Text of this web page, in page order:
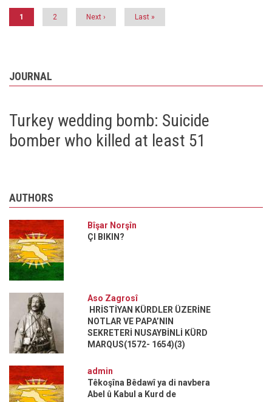
Current
page
1 Page
2
Next
page
Next ›
Last
page
Last »
JOURNAL
Turkey wedding bomb: Suicide
bomber who killed at least 51
AUTHORS
Bîşar Norşîn
ÇI BIKIN?
Aso Zagrosî
HRİSTİYAN KÜRDLER ÜZERİNE
NOTLAR VE PAPA’NIN
SEKRETERİ NUSAYBİNLİ KÜRD
MARQUS(1572- 1654)(3)
admin
Têkoşîna Bêdawî ya di navbera
Abel û Kabul a Kurd de